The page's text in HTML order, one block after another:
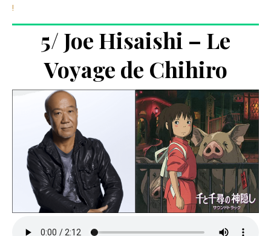
!
5/ Joe Hisaishi – Le
Voyage de Chihiro